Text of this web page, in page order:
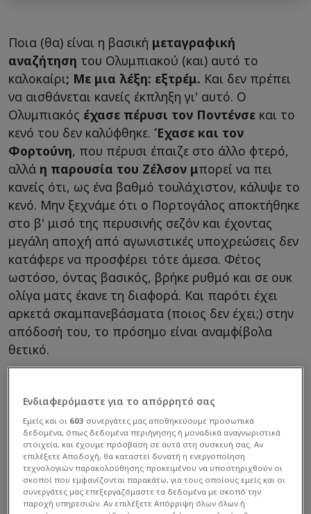
Ποια (θα) είναι η βασική μεταγραφική
αναζήτηση του Ολυμπιακού (και) αυτό το
καλοκαίρι; Με μια λέξη: εξτρέμ. Και δεν πρέπει
να αισθάνεται κανείς έκπληξη γι' αυτό. Ο
Ολυμπιακός έχασε πέρυσι τον Ποντένσε και το
κενό του δεν καλύφθηκε. Έχασε και τον
Φορτούνη, που πέρυσι έπαιζε στο άλλο φτερό,
αλλά η παρουσία του Ζέλσον μπορεί να πει
κανείς ότι, ως ένα βαθμό τουλάχιστον, κάλυψε το
κενό. Μην ξεχνάμε ότι ο Πορτογάλος αποκτήθηκε
στο β' μισό της περυσινής σεζόν και έχοντας
μεγάλη αποχή από αγωνιστικές υποχρεώσεις δεν
κατάφερε να προσφέρει τότε άμεσα. Φέτος
ωστόσο, όντας βασικός, βρήκε ρυθμό και σε ουκ
ολίγα ματς έκανε τη διαφορά. Και παρότι έχει
αρκετά σκαμπανεβάσματα (ποιος δεν έχει;) στην
απόδοσή του, το πρόσημο είναι αναμφίβολα
θετικό.
Ενδιαφερόμαστε για το απόρρητό σας
Εμείς και οι 603 συνεργάτες μας αποθηκεύουμε προσωπικά
δεδομένα, όπως δεδομένα περιήγησης ή μοναδικά αναγνωριστικά
στοιχεία, και έχουμε πρόσβαση σε αυτά στη συσκευή σας. Αν
επιλέξετε Αποδοχή, θα καταστεί δυνατή η ενεργοποίηση
τεχνολογιών παρακολούθησης προκειμένου να υποστηριχθούν οι
σκοποί που εμφανίζονται παρακάτω, για τους οποίους εμείς και οι
συνεργάτες μας επεξεργαζόμαστε τα δεδομένα με σκοπό την
παροχή υπηρεσιών. Αν επιλέξετε Απόρριψη όλων όλων ή